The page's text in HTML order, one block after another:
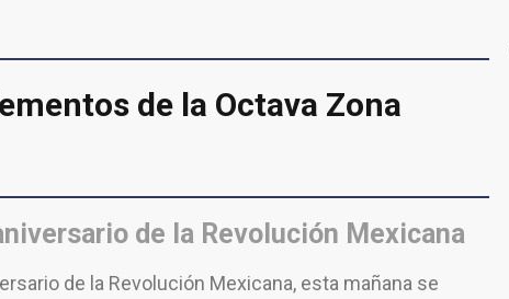
de la Octava Zona
de la Revolución Mexicana
de la Revolución Mexicana, esta mañana se